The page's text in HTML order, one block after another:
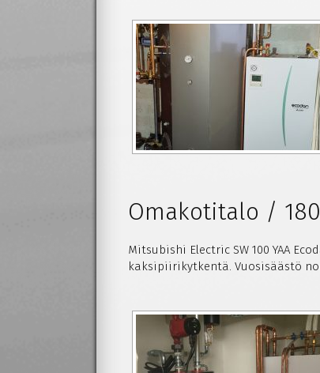
Omakotitalo /
Mitsubishi Electric SW 100 YAA
kaksipiirikytkentä. Vuosisäästö